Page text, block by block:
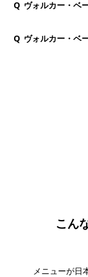
Q ヴォルカー・ベ
Q ヴォルカー・ベ
こん
メニューが日